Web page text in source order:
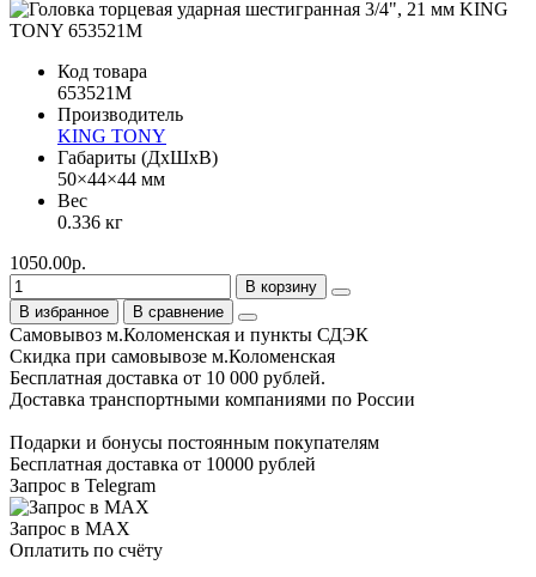
Код товара
653521M
Производитель
KING TONY
Габариты (ДхШхВ)
50×44×44 мм
Вес
0.336 кг
1050.00р.
В корзину
В избранное
В сравнение
Самовывоз м.Коломенская и пункты СДЭК
Скидка при самовывозе м.Коломенская
Бесплатная доставка от 10 000 рублей.
Доставка транспортными компаниями по России
Подарки и бонусы постоянным покупателям
Бесплатная доставка от 10000 рублей
Запрос в Telegram
Запрос в MAX
Оплатить по счёту